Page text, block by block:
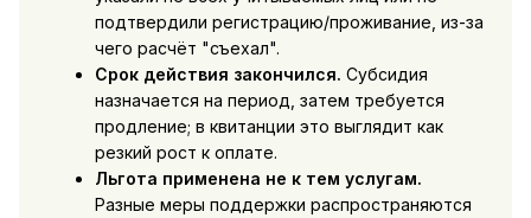
подтвердили регистрацию/проживание, из-за
чего расчёт "съехал".
Срок действия закончился. Субсидия
назначается на период, затем требуется
продление; в квитанции это выглядит как
резкий рост к оплате.
Льгота применена не к тем услугам.
Разные меры поддержки распространяются